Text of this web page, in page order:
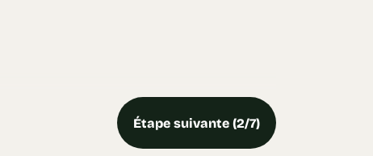
Étape suivante (2/7)